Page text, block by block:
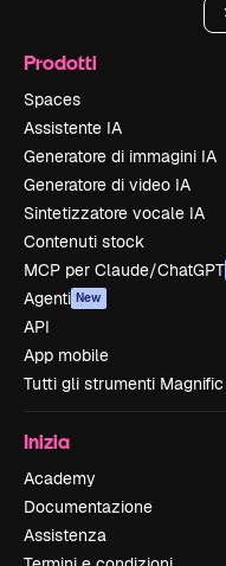
Prodotti
Spaces
Assistente IA
Generatore di immagini IA
Generatore di video IA
Sintetizzatore vocale IA
Contenuti stock
MCP per Claude/ChatGPT
Agenti New
API
App mobile
Tutti gli strumenti Magnific
Inizia
Academy
Documentazione
Assistenza